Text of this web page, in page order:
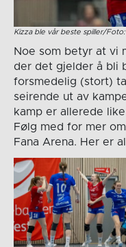
Kizza ble vår beste spiller/
Noe som betyr at vi
der det gjelder å bli
forsmedelig (stort)
seirende ut av
kamp er allerede
Følg med for mer
Fana Arena. Her er